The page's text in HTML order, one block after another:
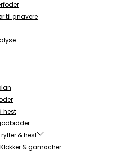
til gnavere
hest
& hest
Klokker & gamacher